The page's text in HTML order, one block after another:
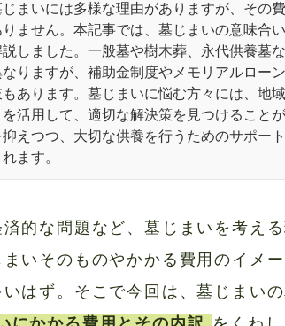
じまいには多様な理由がありますが、その
りません。本記事では、墓じまいの意味合
説しました。一般墓や樹木葬、永代供養墓
なりますが、補助金制度やメモリアルロー
もあります。墓じまいに悩む方々には、地
を活用して、適切な解決策を見つけること
抑えつつ、大切な供養を行うためのサポー
れます。
的な問題など、墓じまいを考え
まいそのものやかかる費用のイメ
いはず。そこで今回は、墓じまい